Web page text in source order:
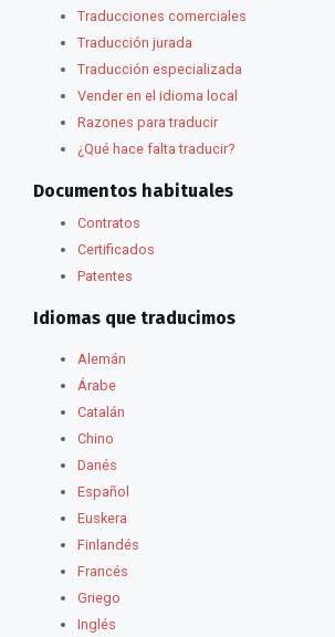
Traducciones comerciales
Traducción jurada
Traducción especializada
Vender en el idioma local
Razones para traducir
¿Qué hace falta traducir?
Documentos habituales
Contratos
Certificados
Patentes
Idiomas que traducimos
Alemán
Árabe
Catalán
Chino
Danés
Español
Euskera
Finlandés
Francés
Griego
Inglés